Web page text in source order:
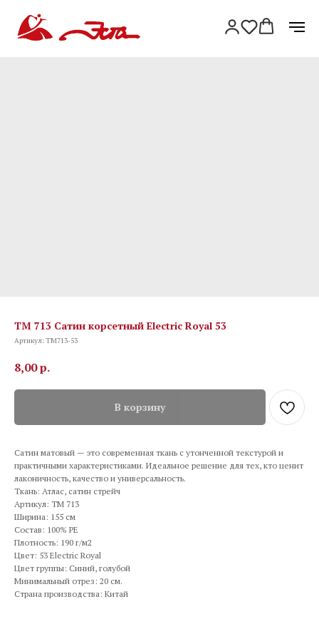
TM 713 Сатин корсетный Electric Royal 53
Артикул:TM713-53
8,00р.
В корзину
Сатин матовый — это современная ткань с утонченной текстурой и
практичными характеристиками. Идеальное решение для тех, кто ценит
лаконичность, качество и универсальность.
Ткань: Атлас, сатин стрейч
Артикул: TM 713
Ширина: 155 см
Состав: 100% PE
Плотность: 190 г/м2
Цвет: 53 Electric Royal
Цвет группы: Синий, голубой
Минимальный отрез: 20 см.
Страна производства: Китай